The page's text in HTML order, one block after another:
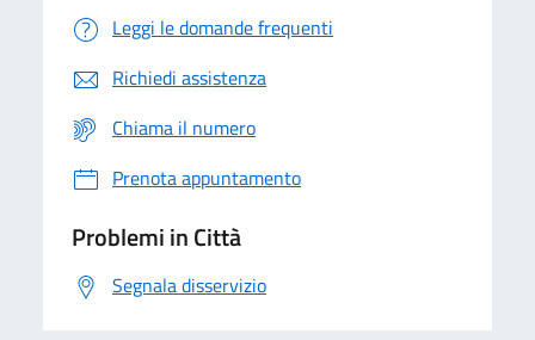
Leggi le domande frequenti
Richiedi assistenza
Chiama il numero
Prenota appuntamento
Problemi in Città
Segnala disservizio